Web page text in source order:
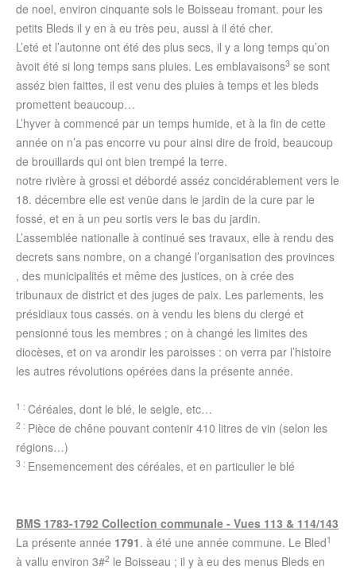
de noel, environ cinquante sols le Boisseau fromant. pour les
petits Bleds il y en à eu très peu, aussi à il été cher.
L’eté et l’autonne ont été des plus secs, il y a long temps qu’on
àvoit été si long temps sans pluies. Les emblavaisons3 se sont
asséz bien faittes, il est venu des pluies à temps et les bleds
promettent beaucoup…
L’hyver à commencé par un temps humide, et à la fin de cette
année on n’a pas encorre vu pour ainsi dire de froid, beaucoup
de brouillards qui ont bien trempé la terre.
notre rivière à grossi et débordé asséz concidérablement vers le
18. décembre elle est venüe dans le jardin de la cure par le
fossé, et en à un peu sortis vers le bas du jardin.
L’assemblée nationalle à continué ses travaux, elle à rendu des
decrets sans nombre, on a changé l’organisation des provinces
, des municipalités et même des justices, on à crée des
tribunaux de district et des juges de paix. Les parlements, les
présidiaux tous cassés. on à vendu les biens du clergé et
pensionné tous les membres ; on à changé les limites des
diocèses, et on va arondir les paroisses : on verra par l’histoire
les autres révolutions opérées dans la présente année.
1 : Céréales, dont le blé, le seigle, etc…
2 : Pièce de chêne pouvant contenir 410 litres de vin (selon les
régions…)
3 : Ensemencement des céréales, et en particulier le blé
BMS 1783-1792 Collection communale - Vues 113 & 114/143
La présente année 1791. à été une année commune. Le Bled1
à vallu environ 3#2 le Boisseau ; il y à eu des menus Bleds en